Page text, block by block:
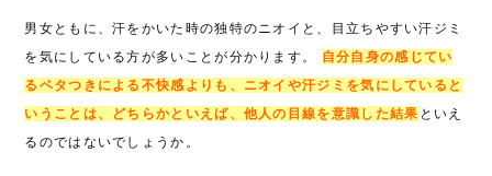
男女ともに、汗をかいた時の独特のニオイと、目立ちやすい汗ジミ
を気にしている方が多いことが分かります。 自分自身の感じてい
るベタつきによる不快感よりも、ニオイや汗ジミを気にしていると
いうことは、どちらかといえば、他人の目線を意識した結果 といえ
るのではないでしょうか。